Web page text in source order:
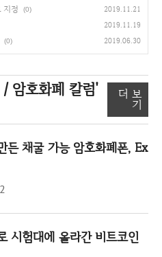
지정 (0) 2019.11.21
2019.11.19
(0) 2019.06.30
암호화폐 칼럼'
더 보
기
든 채굴 가능 암호화폐폰, Ex
시험대에 올라간 비트코인